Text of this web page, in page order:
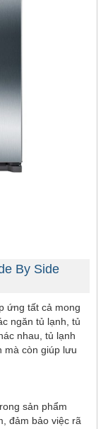
By Side
ứng tất cả mong
ngăn tủ lạnh, tủ
nhau, tủ lạnh
mà còn giúp lưu
sản phẩm
đảm bảo việc rã